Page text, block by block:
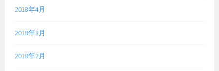
2018年4月
2018年3月
2018年2月